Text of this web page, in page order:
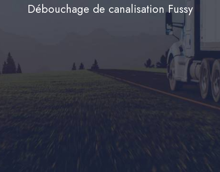
Débouchage de canalisation Fussy